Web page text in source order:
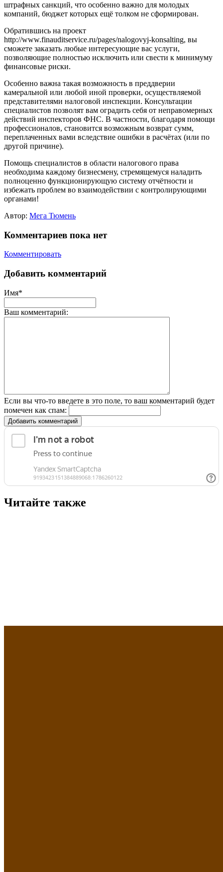
штрафных санкций, что особенно важно для молодых
компаний, бюджет которых ещё толком не сформирован.
Обратившись на проект
http://www.finauditservice.ru/pages/nalogovyj-konsalting, вы
сможете заказать любые интересующие вас услуги,
позволяющие полностью исключить или свести к минимуму
финансовые риски.
Особенно важна такая возможность в преддверии
камеральной или любой иной проверки, осуществляемой
представителями налоговой инспекции. Консультации
специалистов позволят вам оградить себя от неправомерных
действий инспекторов ФНС. В частности, благодаря помощи
профессионалов, становится возможным возврат сумм,
переплаченных вами вследствие ошибки в расчётах (или по
другой причине).
Помощь специалистов в области налогового права
необходима каждому бизнесмену, стремящемуся наладить
полноценно функционирующую систему отчётности и
избежать проблем во взаимодействии с контролирующими
органами!
Автор: Мега Тюмень
Комментариев пока нет
Комментировать
Добавить комментарий
Имя*
Ваш комментарий:
Если вы что-то введете в это поле, то ваш комментарий будет
помечен как спам:
Добавить комментарий
Читайте также